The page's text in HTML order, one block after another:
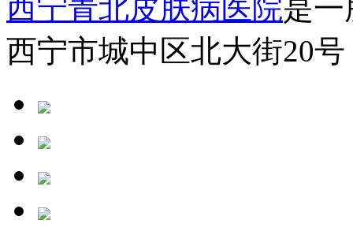
西宁青北皮肤病医院是
西宁市城中区北大街20